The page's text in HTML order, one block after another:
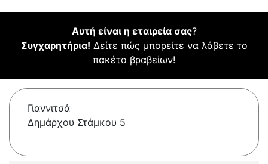
Αυτή είναι η εταιρεία σας?
Συγχαρητήρια! Δείτε πώς μπορείτε να λάβετε το
πακέτο βραβείων!
Γιαννιτσά
Δημάρχου Στάμκου 5